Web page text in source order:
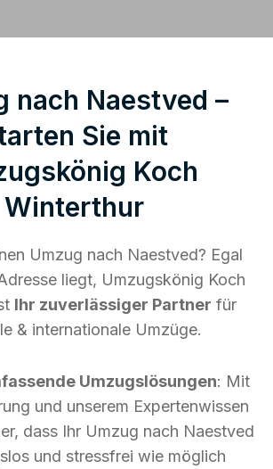
nach Naestved –
Sie mit
Koch
Winterthur
Umzug nach Naestved? Egal
liegt, Umzugskönig Koch
Ihr zuverlässiger Partner für
& internationale Umzüge.
Umzugslösungen: Mit
und unserem Expertenwissen
dass Ihr Umzug nach Naestved
und stressfrei wie möglich